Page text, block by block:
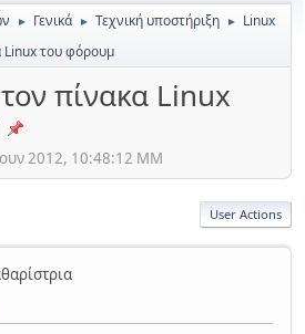
► Γενικά ► Τεχνική υποστήριξη ► Linux
Linux του φόρουμ
πίνακα Linux
2012, 10:48:12 ΜΜ
User Actions